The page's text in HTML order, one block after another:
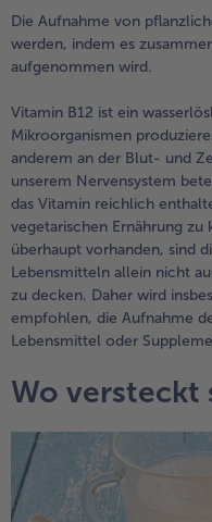
Die Aufnahme von
werden, indem es
aufgenommen wird.
Vitamin B12 ist ein
Mikroorganismen
anderem an der Blut- und
unserem Nervensystem
das Vitamin reichlich
vegetarischen Ernährung
überhaupt vorhanden, sind
Lebensmitteln allein nicht
zu decken. Daher wird
empfohlen, die Aufnahme
Lebensmittel oder
Wo versteckt